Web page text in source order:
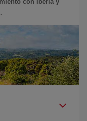
con Iberia y